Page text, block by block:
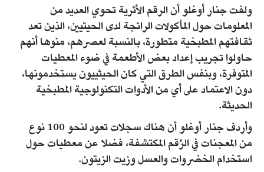
ولفت جنار أوغلو أن الرقم الأثرية تحوي العديد من
المعلومات حول المأكولات الرائجة لدى الحيثيين، الذين تعد
ثقافتهم المطبخية متطورة، بالنسبة لعصرهم، منوها أنهم
حاولوا تجريب إعداد بعض الأطعمة في ضوء المعطيات
المتوفرة، وبنفس الطرق التي كان الحيثييون يستخدمونها،
دون الاعتماد على أي من الأدوات التكنولوجية المطبخية
الحديثة.
وأردف جنار أوغلو أن هناك سجلات تعود لنحو 100 نوع
من المعجنات في الرُقم المكتشفة، فضلا عن معطيات حول
استخدام الخضروات والعسل وزيت الزيتون.